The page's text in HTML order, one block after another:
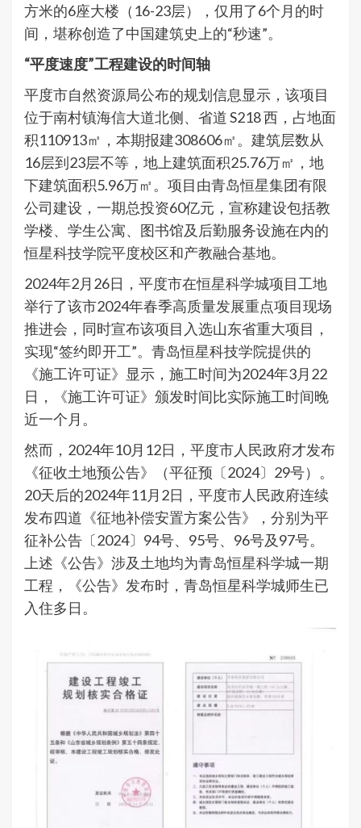
方米的6座大楼（16-23层），仅用了6个月的时
间，堪称创造了中国建筑史上的“秒速”。
“平度速度”工程建设的时间轴
平度市自然资源局公布的规划信息显示，该项目
位于南村镇海信大道北侧、省道 S218 西，占地面
积110913㎡，本期报建308606㎡。建筑层数从
16层到23层不等，地上建筑面积25.76万㎡，地
下建筑面积5.96万㎡。项目由青岛恒星集团有限
公司建设，一期总投资60亿元，宣称建设包括教
学楼、学生公寓、图书馆及后勤服务设施在内的
恒星科技学院平度校区和产教融合基地。​
2024年2月26日，平度市在恒星科学城项目工地
举行了该市2024年春季高质量发展重点项目现场
推进会，同时宣布该项目入选山东省重大项目，
实现“签约即开工”。青岛恒星科技学院提供的
《施工许可证》显示，施工时间为2024年3月22
日，《施工许可证》颁发时间比实际施工时间晚
近一个月。
然而，2024年10月12日，平度市人民政府才发布
《征收土地预公告》（平征预〔2024〕29号）。
20天后的2024年11月2日，平度市人民政府连续
发布四道《征地补偿安置方案公告》，分别为平
征补公告〔2024〕94号、95号、96号及97号。
上述《公告》涉及土地均为青岛恒星科学城一期
工程，《公告》发布时，青岛恒星科学城师生已
入住多日。